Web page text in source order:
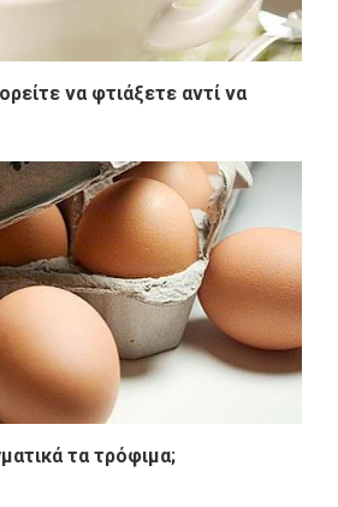
να φτιάξετε αντί να
τα τρόφιμα;